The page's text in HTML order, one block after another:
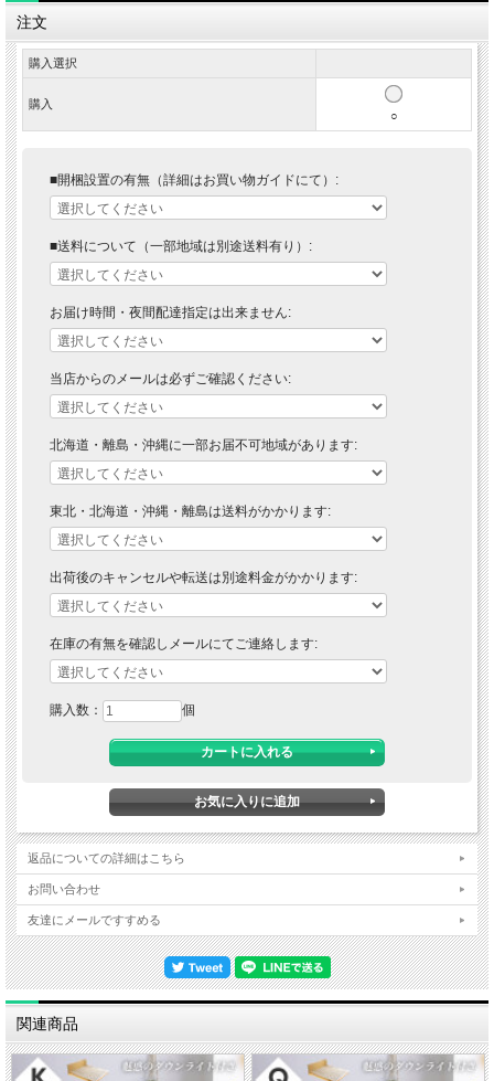
■ 送料無料にて配達 ■
北海道・東北・沖縄・離島の方は送料がかかりますので"■送料について（一部地域
※対象地域でお選びいただけなかった場合でも、送料を加算させていただきます。
ご了承ください。
※離島は別途お見積りになります。
※運送会社の事情により離島・北海道の一部地域においては配達できない場合がご
ざいます。
ら、注文確定メールにて合計金額をお知らせいたします。（注文確定メールが届い
ていない場合はご質問メールが届いていないか確認お願いします。）
■材質
表面材：ビーチ突板/ラッカー塗装
幅120×長さ205×高さ80cm
■カラー
ナチュラル
■特徴
ヘッドボードは曲面タイプ
マットレスは別売り
お客様組み立て品
■納期表記について
当店商品はメーカー取扱商品も販売中の為、稀に在庫切れの場合もございます。
注文
購入選択
購入
○
■開梱設置の有無（詳細はお買い物ガイドにて）:
■送料について（一部地域は別途送料有り）:
お届け時間・夜間配達指定は出来ません:
当店からのメールは必ずご確認ください:
北海道・離島・沖縄に一部お届不可地域があります:
東北・北海道・沖縄・離島は送料がかかります:
出荷後のキャンセルや転送は別途料金がかかります:
在庫の有無を確認しメールにてご連絡します:
購入数： 個
返品についての詳細はこちら
お問い合わせ
友達にメールですすめる
関連商品